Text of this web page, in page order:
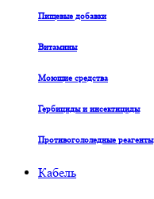
Пищевые добавки
Витамины
Моющие средства
Гербициды и инсектициды
Противогололедные реагенты
Кабель